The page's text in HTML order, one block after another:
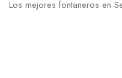
Los mejores fontaneros en